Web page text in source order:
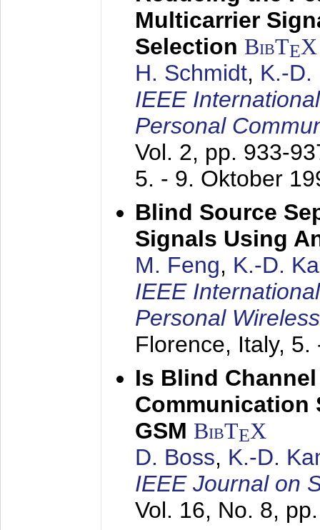
Multicarrier
Selection BibTEX
H. Schmidt, K.-D.
IEEE
Personal
Vol. 2, pp. 933-
5. - 9. Oktober
Blind Source
Signals Using
M. Feng, K.-D.
IEEE
Personal
Florence, Italy, 5.
Is Blind
Communication
GSM BibTEX
D. Boss, K.-D.
IEEE Journal on
Vol. 16, No. 8,